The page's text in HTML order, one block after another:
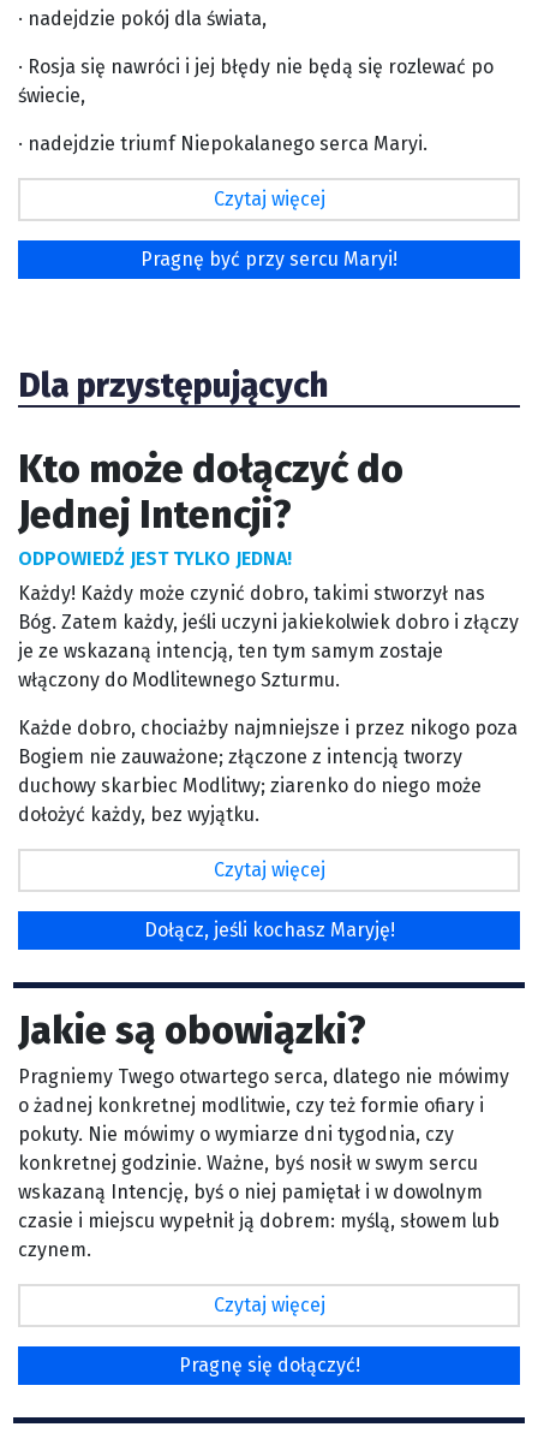
· nadejdzie pokój dla świata,
· Rosja się nawróci i jej błędy nie będą się rozlewać po
świecie,
· nadejdzie triumf Niepokalanego serca Maryi.
Czytaj więcej
Pragnę być przy sercu Maryi!
Dla przystępujących
Kto może dołączyć do
Jednej Intencji?
ODPOWIEDŹ JEST TYLKO JEDNA!
Każdy! Każdy może czynić dobro, takimi stworzył nas
Bóg. Zatem każdy, jeśli uczyni jakiekolwiek dobro i złączy
je ze wskazaną intencją, ten tym samym zostaje
włączony do Modlitewnego Szturmu.
Każde dobro, chociażby najmniejsze i przez nikogo poza
Bogiem nie zauważone; złączone z intencją tworzy
duchowy skarbiec Modlitwy; ziarenko do niego może
dołożyć każdy, bez wyjątku.
Czytaj więcej
Dołącz, jeśli kochasz Maryję!
Jakie są obowiązki?
Pragniemy Twego otwartego serca, dlatego nie mówimy
o żadnej konkretnej modlitwie, czy też formie ofiary i
pokuty. Nie mówimy o wymiarze dni tygodnia, czy
konkretnej godzinie. Ważne, byś nosił w swym sercu
wskazaną Intencję, byś o niej pamiętał i w dowolnym
czasie i miejscu wypełnił ją dobrem: myślą, słowem lub
czynem.
Czytaj więcej
Pragnę się dołączyć!